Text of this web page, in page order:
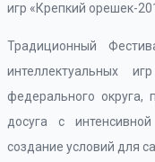
игр «Крепкий орешек-
Традиционный
интеллектуальных
федерального округа,
досуга с
создание условий для